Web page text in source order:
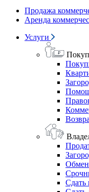
Продажа
Аренда
Услуги
Обмен
Сдать